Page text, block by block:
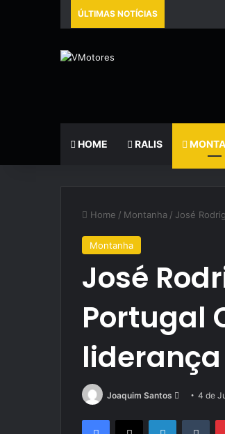
ÚLTIMAS NOTÍCIAS
HOME RALIS
Home / Montanha / José
Montanha
José
Portugal
Joaquim Santos
Send
email
4 de
Facebook
X LinkedIn